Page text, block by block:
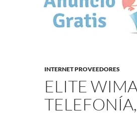
INTERNET PROVEEDORES
ELITE